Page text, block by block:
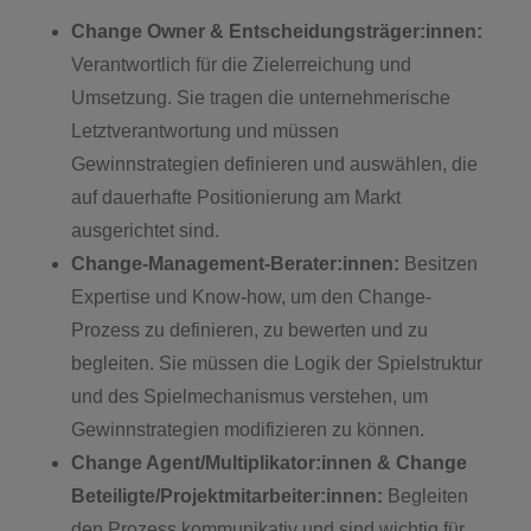
Change Owner & Entscheidungsträger:innen:
Verantwortlich für die Zielerreichung und
Umsetzung. Sie tragen die unternehmerische
Letztverantwortung und müssen
Gewinnstrategien definieren und auswählen, die
auf dauerhafte Positionierung am Markt
ausgerichtet sind.
Change-Management-Berater:innen: Besitzen
Expertise und Know-how, um den Change-
Prozess zu definieren, zu bewerten und zu
begleiten. Sie müssen die Logik der Spielstruktur
und des Spielmechanismus verstehen, um
Gewinnstrategien modifizieren zu können.
Change Agent/Multiplikator:innen & Change
Beteiligte/Projektmitarbeiter:innen: Begleiten